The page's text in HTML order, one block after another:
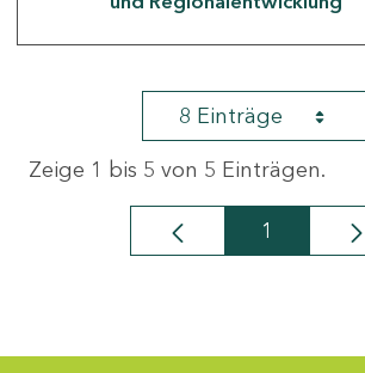
8 Einträge
Zeige 1 bis 5 von 5 Einträgen.
Seite
1